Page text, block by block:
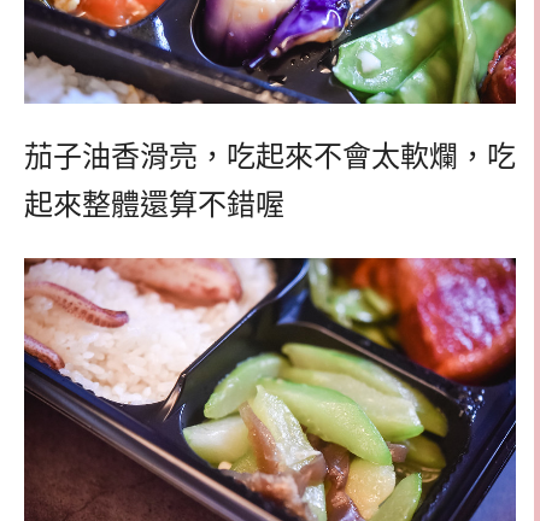
茄子油香滑亮， 吃起來不會太軟爛，吃
起來整體還算不錯喔